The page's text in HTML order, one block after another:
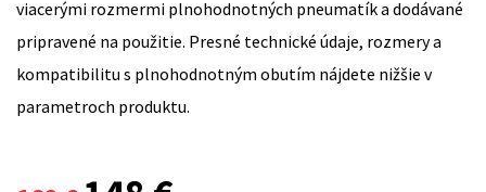
viacerými rozmermi plnohodnotných pneumatík a dodávané
pripravené na použitie. Presné technické údaje, rozmery a
kompatibilitu s plnohodnotným obutím nájdete nižšie v
parametroch produktu.
Original